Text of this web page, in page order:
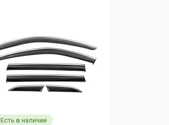
Есть в наличии